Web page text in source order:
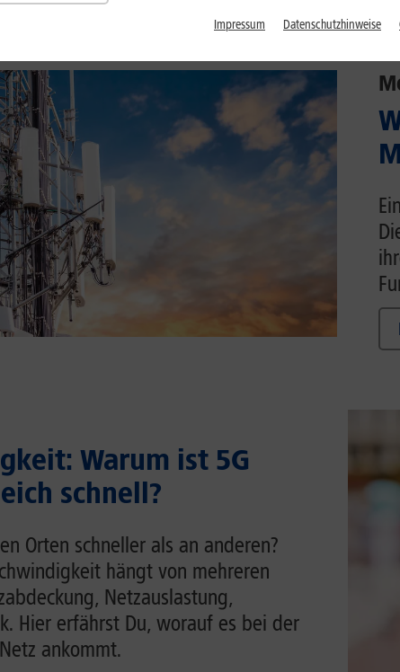
Warum ist 5G
schnell?
Orten schneller als an anderen?
hängt von mehreren
Netzauslastung,
Hier erfährst Du, worauf es bei der
ankommt.
Impressum Datenschutzhinweise